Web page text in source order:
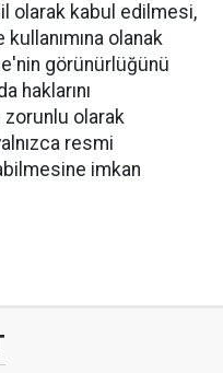
olarak kabul edilmesi,
olanak
görünürlüğünü
haklarını
olarak
resmi
imkan